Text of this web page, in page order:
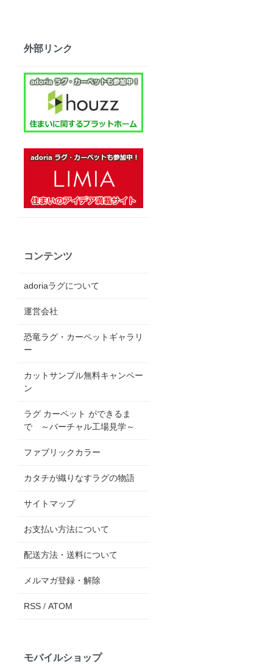
外部リンク
コンテンツ
adoriaラグについて
運営会社
恐竜ラグ・カーペットギャラリ
ー
カットサンプル無料キャンペー
ン
ラグ カーペット ができるま
で ～バーチャル工場見学～
ファブリックカラー
カタチが織りなすラグの物語
サイトマップ
お支払い方法について
配送方法・送料について
メルマガ登録・解除
RSS / ATOM
モバイルショップ